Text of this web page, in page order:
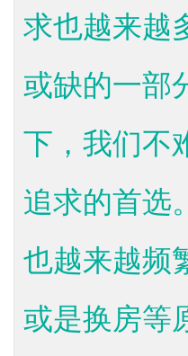
求也越来越
或缺的一部
下，我们不
追求的首选
也越来越频
或是换房等